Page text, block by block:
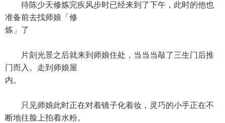
待陈少天修炼完疾风步时已经来到了下午，此时的他也
准备前去找师娘「修
炼」了
片刻光景之后就来到师娘住处，当当当敲了三生门后推
门而入。走到师娘屋
内。
只见师娘此时正在对着镜子化着妆，灵巧的小手正在不
断地往脸上拍着水粉。